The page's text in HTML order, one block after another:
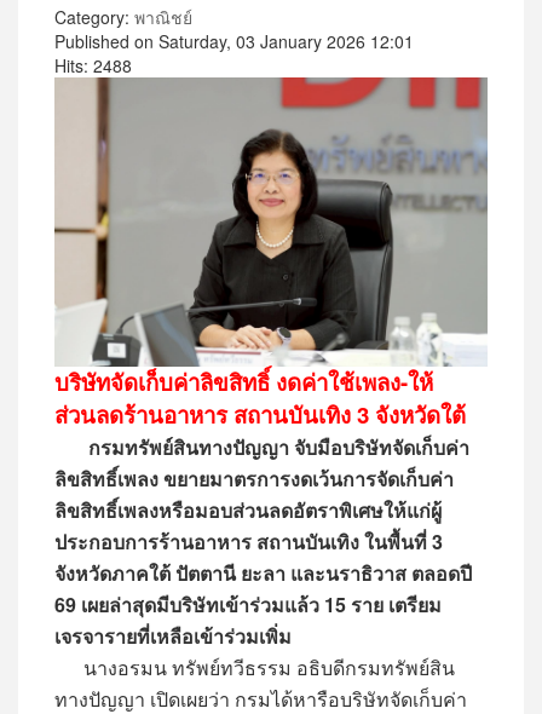
Category: พาณิชย์
Published on Saturday, 03 January 2026 12:01
Hits: 2488
บริษัทจัดเก็บค่าลิขสิทธิ์ งดค่าใช้เพลง-ให้
ส่วนลดร้านอาหาร สถานบันเทิง 3 จังหวัดใต้
กรมทรัพย์สินทางปัญญา จับมือบริษัทจัดเก็บค่า
ลิขสิทธิ์เพลง ขยายมาตรการงดเว้นการจัดเก็บค่า
ลิขสิทธิ์เพลงหรือมอบส่วนลดอัตราพิเศษให้แก่ผู้
ประกอบการร้านอาหาร สถานบันเทิง ในพื้นที่ 3
จังหวัดภาคใต้ ปัตตานี ยะลา และนราธิวาส ตลอดปี
69 เผยล่าสุดมีบริษัทเข้าร่วมแล้ว 15 ราย เตรียม
เจรจารายที่เหลือเข้าร่วมเพิ่ม
​นางอรมน ทรัพย์ทวีธรรม อธิบดีกรมทรัพย์สิน
ทางปัญญา เปิดเผยว่า กรมได้หารือบริษัทจัดเก็บค่า